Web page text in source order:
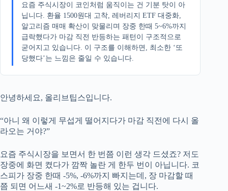
요즘 주식시장이 코인처럼 움직이는 건 기분 탓이 아
닙니다. 환율 1500원대 고착, 레버리지 ETF 대중화,
알고리즘 매매 확산이 맞물리며 장중 한때 5~6%까지
급락했다가 마감 직전 반등하는 패턴이 구조적으로
굳어지고 있습니다. 이 구조를 이해하면, 최소한 ‘또
당했다’는 느낌은 줄일 수 있습니다.
안녕하세요, 올리브팁스입니다.
“아니 왜 이렇게 무섭게 떨어지다가 마감 직전에 다시 올
라오는 거야?”
요즘 주식시장을 보면서 한 번쯤 이런 생각 드셨죠? 저도
장중에 화면 켰다가 깜짝 놀란 게 한두 번이 아닙니다. 코
스피가 장중 한때 -5%, -6%까지 빠지는데, 장 마감할 때
쯤 되면 어느새 -1~2%로 반등해 있는 겁니다.